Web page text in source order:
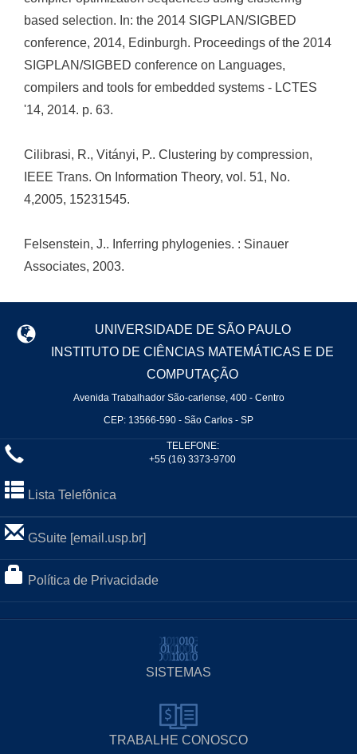
based selection. In: the 2014 SIGPLAN/SIGBED
conference, 2014, Edinburgh. Proceedings of the 2014
SIGPLAN/SIGBED conference on Languages,
compilers and tools for embedded systems - LCTES
'14, 2014. p. 63.
Cilibrasi, R., Vitányi, P.. Clustering by compression,
IEEE Trans. On Information Theory, vol. 51, No.
4,2005, 15231545.
Felsenstein, J.. Inferring phylogenies. : Sinauer
Associates, 2003.
UNIVERSIDADE DE SÃO PAULO
INSTITUTO DE CIÊNCIAS MATEMÁTICAS E DE
COMPUTAÇÃO
Avenida Trabalhador São-carlense, 400 - Centro
CEP: 13566-590 - São Carlos - SP
TELEFONE:
+55 (16) 3373-9700
Lista Telefônica
GSuite [email.usp.br]
Política de Privacidade
SISTEMAS
TRABALHE CONOSCO